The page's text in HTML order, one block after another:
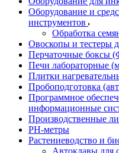
Оборудование и
инструментов
Обработка
Овоскопы и тестеры
Перчаточные боксы
Печи лабораторные
Плитки
Пробоподготовка
Программное
информационные
Производственные
РH-метры
Растениеводство и
Автоклавы для